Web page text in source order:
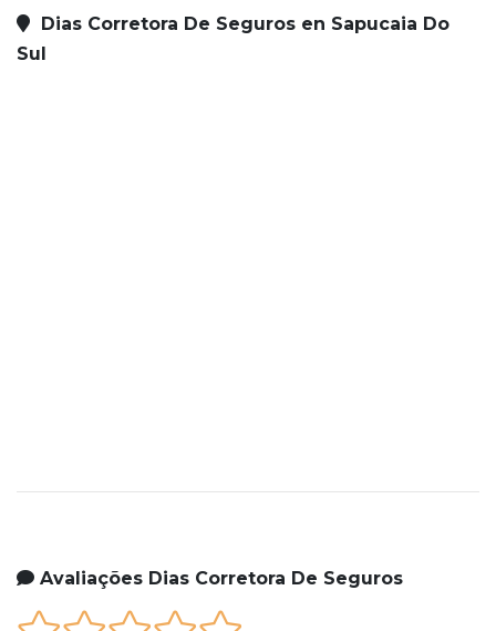
Dias Corretora De Seguros en Sapucaia Do
Sul
Avaliações Dias Corretora De Seguros